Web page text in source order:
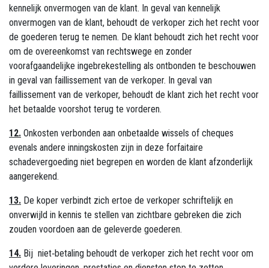
kennelijk onvermogen van de klant. In geval van kennelijk
onvermogen van de klant, behoudt de verkoper zich het recht voor
de goederen terug te nemen. De klant behoudt zich het recht voor
om de overeenkomst van rechtswege en zonder
voorafgaandelijke ingebrekestelling als ontbonden te beschouwen
in geval van faillissement van de verkoper. In geval van
faillissement van de verkoper, behoudt de klant zich het recht voor
het betaalde voorshot terug te vorderen.
12. Onkosten verbonden aan onbetaalde wissels of cheques
evenals andere inningskosten zijn in deze forfaitaire
schadevergoeding niet begrepen en worden de klant afzonderlijk
aangerekend.
13. De koper verbindt zich ertoe de verkoper schriftelijk en
onverwijld in kennis te stellen van zichtbare gebreken die zich
zouden voordoen aan de geleverde goederen.
14. Bij niet‑betaling behoudt de verkoper zich het recht voor om